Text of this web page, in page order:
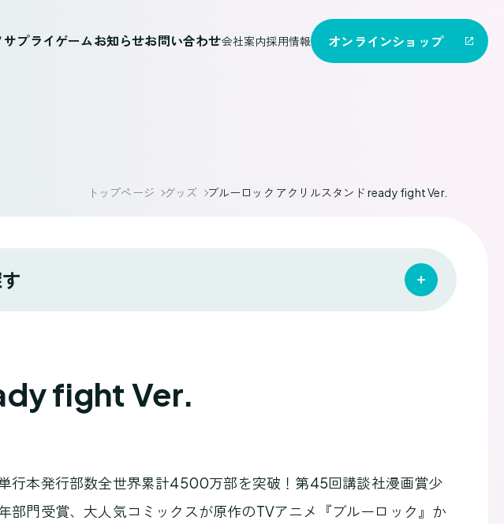
プライゲームお知らせお問い合わせ会社案内採用情報 オンラインショップ
トップページ グッズ ブルーロック アクリルスタンド ready fight Ver.
fight Ver.
行本発行部数全世界累計4500万部を突破！第45回講談社漫画賞少
部門受賞、大人気コミックスが原作のTVアニメ『ブルーロック』か